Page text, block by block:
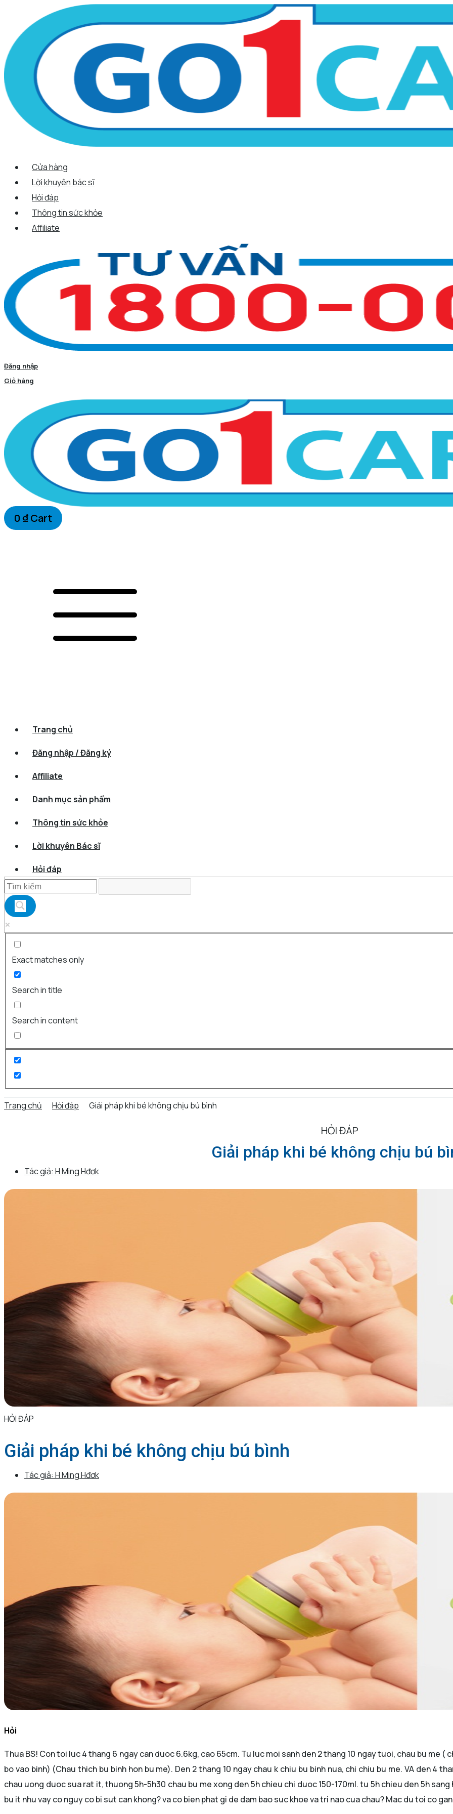
dung
Cửa hàng
Lời khuyên bác sĩ
Hỏi đáp
Thông tin sức khỏe
Affiliate
Đăng nhập
Giỏ hàng
0₫Cart
Trang chủ
Đăng nhập / Đăng ký
Affiliate
Danh mục sản phẩm
Thông tin sức khỏe
Lời khuyên Bác sĩ
Hỏi đáp
Exact matches only
Search in title
Search in content
Trang chủ Hỏi đáp Giải pháp khi bé không chịu bú bình
HỎI ĐÁP
Giải pháp khi bé không chịu bú
Tác giả: H Ming Hđơk
HỎI ĐÁP
Giải pháp khi bé không chịu bú bình
Tác giả: H Ming Hđơk
Hỏi
Thua BS! Con toi luc 4 thang 6 ngay can duoc 6.6kg, cao 65cm. Tu luc moi sanh den 2 thang 10 ngay tuoi, chau bu me (
bo vao binh) (Chau thich bu binh hon bu me). Den 2 thang 10 ngay chau k chiu bu binh nua, chi chiu bu me. VA den 4
chau uong duoc sua rat it, thuong 5h-5h30 chau bu me xong den 5h chieu chi duoc 150-170ml. tu 5h chieu den 5h sang
bu it nhu vay co nguy co bi sut can khong? va co bien phat gi de dam bao suc khoe va tri nao cua chau? Mac du toi co
web